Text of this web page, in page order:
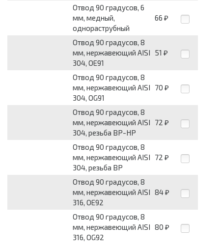
Отвод 90 градусов, 6
мм, медный,
однораструбный
66 ₽
Отвод 90 градусов, 8
мм, нержавеющий AISI
304, OE91
51 ₽
Отвод 90 градусов, 8
мм, нержавеющий AISI
304, OG91
70 ₽
Отвод 90 градусов, 8
мм, нержавеющий AISI
304, резьба ВР-НР
72 ₽
Отвод 90 градусов, 8
мм, нержавеющий AISI
304, резьба ВР
72 ₽
Отвод 90 градусов, 8
мм, нержавеющий AISI
316, OE92
84 ₽
Отвод 90 градусов, 8
мм, нержавеющий AISI
316, OG92
80 ₽